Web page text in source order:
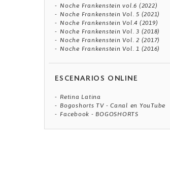
Noche Frankenstein vol.6 (2022)
Noche Frankenstein Vol. 5 (2021)
Noche Frankenstein Vol.4 (2019)
Noche Frankenstein Vol. 3 (2018)
Noche Frankenstein Vol. 2 (2017)
Noche Frankenstein Vol. 1 (2016)
ESCENARIOS ONLINE
Retina Latina
Bogoshorts TV - Canal en YouTube
Facebook - BOGOSHORTS